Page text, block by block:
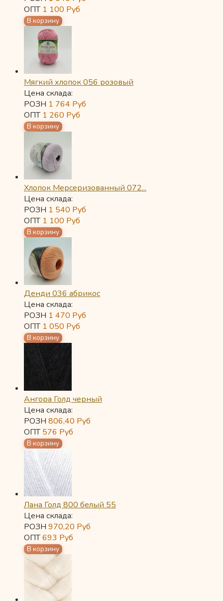
ОПТ 1 100 Руб
Мягкий хлопок 056 розовый
Цена склада:
РОЗН 1 764 Руб
ОПТ 1 260 Руб
Хлопок Мерсеризованный 072...
Цена склада:
РОЗН 1 540 Руб
ОПТ 1 100 Руб
Денди 036 абрикос
Цена склада:
РОЗН 1 470 Руб
ОПТ 1 050 Руб
Ангора Голд черный
Цена склада:
РОЗН 806,40 Руб
ОПТ576 Руб
Лана Голд 800 белый 55
Цена склада:
РОЗН 970,20 Руб
ОПТ693 Руб